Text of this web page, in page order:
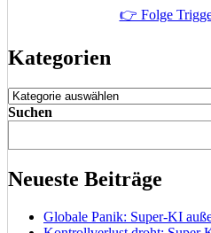
👉 Folge
Kategorien
Kategorien
Suchen
Neueste Beiträge
Globale Panik: Super-KI